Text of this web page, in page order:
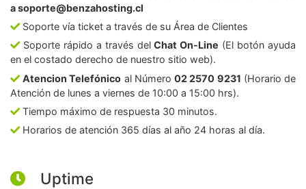
a soporte@benzahosting.cl
Soporte vía ticket a través de su Área de Clientes
Soporte rápido a través delChat On-Line (El botón ayuda
en el costado derecho de nuestro sitio web).
Atencion Telefónico al Número02 2570 9231 (Horario de
Atención de lunes a viernes de 10:00 a 15:00 hrs).
Tiempo máximo de respuesta 30 minutos.
Horarios de atención 365 días al año 24 horas al día.
Uptime